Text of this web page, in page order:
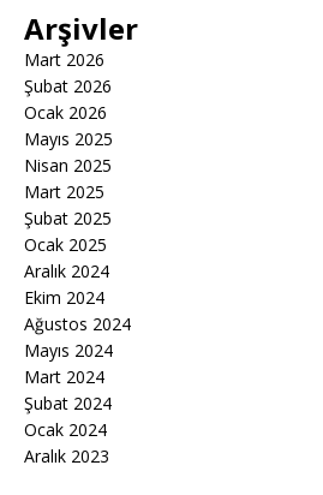
Arşivler
Mart 2026
Şubat 2026
Ocak 2026
Mayıs 2025
Nisan 2025
Mart 2025
Şubat 2025
Ocak 2025
Aralık 2024
Ekim 2024
Ağustos 2024
Mayıs 2024
Mart 2024
Şubat 2024
Ocak 2024
Aralık 2023